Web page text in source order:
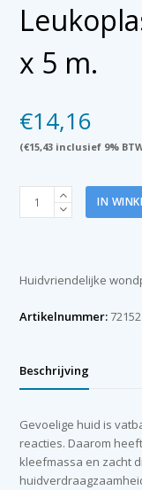
x 5 m.
€14,16
(€15,43 inclusief 9%
Leukoplast
soft
x
m.
IN
Huidvriendelijke
Artikelnummer:72152
Beschrijving
Gevoelige huid is
reacties. Daarom
kleefmassa en zacht